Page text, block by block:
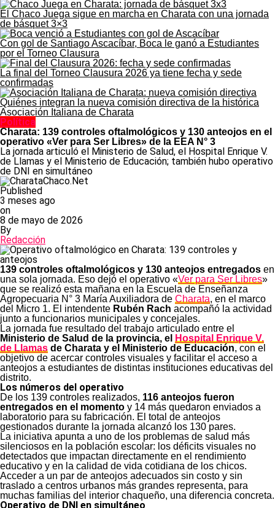
El Chaco Juega sigue en marcha en Charata con una jornada
de básquet 3×3
Con gol de Santiago Ascacíbar, Boca le ganó a Estudiantes
por el Torneo Clausura
La final del Torneo Clausura 2026 ya tiene fecha y sede
confirmadas
Quiénes integran la nueva comisión directiva de la histórica
Asociación Italiana de Charata
Política
Charata: 139 controles oftalmológicos y 130 anteojos en el
operativo «Ver para Ser Libres» de la EEA N° 3
La jornada articuló el Ministerio de Salud, el Hospital Enrique V.
de Llamas y el Ministerio de Educación; también hubo operativo
de DNI en simultáneo
Published
3 meses ago
on
8 de mayo de 2026
By
Redacción
139 controles oftalmológicos y 130 anteojos entregados en
una sola jornada. Eso dejó el operativo «Ver para Ser Libres»
que se realizó esta mañana en la Escuela de Enseñanza
Agropecuaria N° 3 María Auxiliadora de Charata, en el marco
del Micro 1. El intendente Rubén Rach acompañó la actividad
junto a funcionarios municipales y concejales.
La jornada fue resultado del trabajo articulado entre el
Ministerio de Salud de la provincia, el
Hospital Enrique V.
de Llamas de Charata y el Ministerio de Educación, con el
objetivo de acercar controles visuales y facilitar el acceso a
anteojos a estudiantes de distintas instituciones educativas del
distrito.
Los números del operativo
De los 139 controles realizados, 116 anteojos fueron
entregados en el momento y 14 más quedaron enviados a
laboratorio para su fabricación. El total de anteojos
gestionados durante la jornada alcanzó los 130 pares.
La iniciativa apunta a uno de los problemas de salud más
silenciosos en la población escolar: los déficits visuales no
detectados que impactan directamente en el rendimiento
educativo y en la calidad de vida cotidiana de los chicos.
Acceder a un par de anteojos adecuados sin costo y sin
traslado a centros urbanos más grandes representa, para
muchas familias del interior chaqueño, una diferencia concreta.
Operativo de DNI en simultáneo